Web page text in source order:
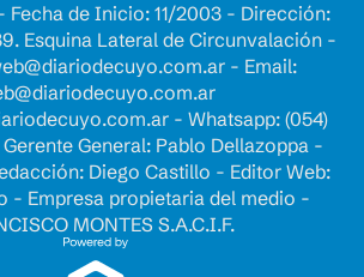
Fecha de Inicio: 11/2003 - Dirección:
Esquina Lateral de Circunvalación -
- Email:
- Whatsapp: (054)
General: Pablo Dellazoppa -
Diego Castillo - Editor Web:
- Empresa propietaria del medio -
MONTES S.A.C.I.F.